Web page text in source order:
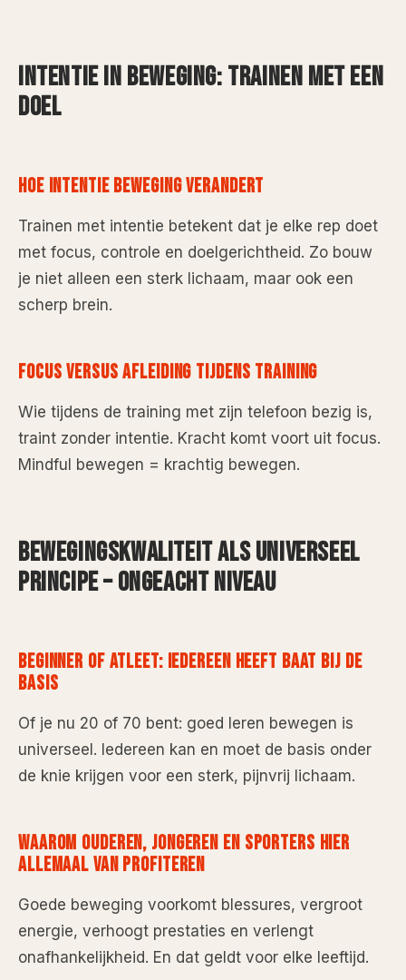
INTENTIE IN BEWEGING: TRAINEN MET EEN
DOEL
HOE INTENTIE BEWEGING VERANDERT
Trainen met intentie betekent dat je elke rep doet
met focus, controle en doelgerichtheid. Zo bouw
je niet alleen een sterk lichaam, maar ook een
scherp brein.
FOCUS VERSUS AFLEIDING TIJDENS TRAINING
Wie tijdens de training met zijn telefoon bezig is,
traint zonder intentie. Kracht komt voort uit focus.
Mindful bewegen = krachtig bewegen.
BEWEGINGSKWALITEIT ALS UNIVERSEEL
PRINCIPE – ONGEACHT NIVEAU
BEGINNER OF ATLEET: IEDEREEN HEEFT BAAT BIJ DE
BASIS
Of je nu 20 of 70 bent: goed leren bewegen is
universeel. Iedereen kan en moet de basis onder
de knie krijgen voor een sterk, pijnvrij lichaam.
WAAROM OUDEREN, JONGEREN EN SPORTERS HIER
ALLEMAAL VAN PROFITEREN
Goede beweging voorkomt blessures, vergroot
energie, verhoogt prestaties en verlengt
onafhankelijkheid. En dat geldt voor elke leeftijd.